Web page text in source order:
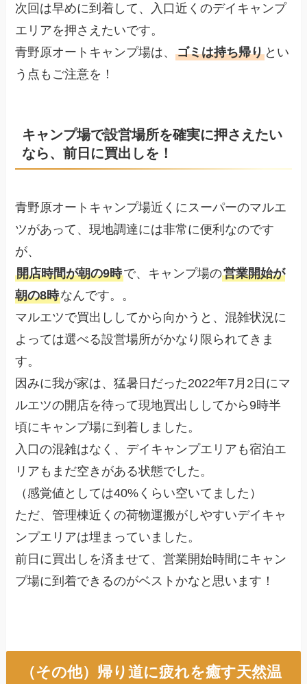
次回は早めに到着して、入口近くのデイキャンプ
エリアを押さえたいです。
青野原オートキャンプ場は、ゴミは持ち帰り とい
う点もご注意を！
キャンプ場で設営場所を確実に押さえたい
なら、前日に買出しを！
青野原オートキャンプ場近くにスーパーのマルエ
ツがあって、現地調達には非常に便利なのです
が、
開店時間が朝の9時で、キャンプ場の営業開始が
朝の8時なんです。。
マルエツで買出ししてから向かうと、混雑状況に
よっては選べる設営場所がかなり限られてきま
す。
因みに我が家は、猛暑日だった2022年7月2日にマ
ルエツの開店を待って現地買出ししてから9時半
頃にキャンプ場に到着しました。
入口の混雑はなく、デイキャンプエリアも宿泊エ
リアもまだ空きがある状態でした。
（感覚値としては40%くらい空いてました）
ただ、管理棟近くの荷物運搬がしやすいデイキャ
ンプエリアは埋まっていました。
前日に買出しを済ませて、営業開始時間にキャン
プ場に到着できるのがベストかなと思います！
（その他）帰り道に疲れを癒す天然温